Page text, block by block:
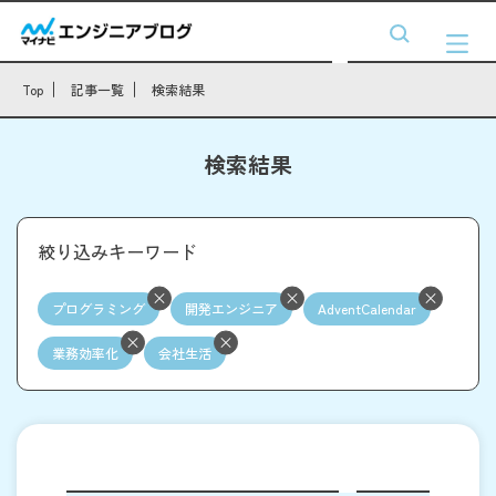
Top 記事一覧 検索結果
検索結果
絞り込みキーワード
プログラミング 開発エンジニア AdventCalendar
業務効率化 会社生活